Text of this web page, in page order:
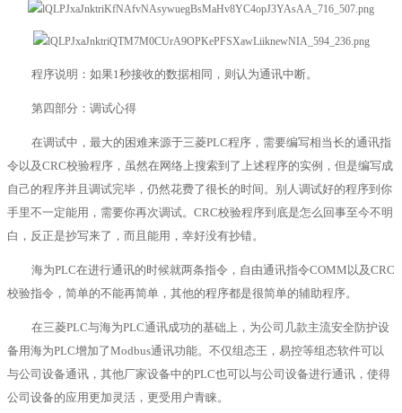
程序说明：如果1秒接收的数据相同，则认为通讯中断。
第四部分：调试心得
在调试中，最大的困难来源于三菱PLC程序，需要编写相当长的通讯指
令以及CRC校验程序，虽然在网络上搜索到了上述程序的实例，但是编写成
自己的程序并且调试完毕，仍然花费了很长的时间。别人调试好的程序到你
手里不一定能用，需要你再次调试。CRC校验程序到底是怎么回事至今不明
白，反正是抄写来了，而且能用，幸好没有抄错。
海为PLC在进行通讯的时候就两条指令，自由通讯指令COMM以及CRC
校验指令，简单的不能再简单，其他的程序都是很简单的辅助程序。
在三菱PLC与海为PLC通讯成功的基础上，为公司几款主流安全防护设
备用海为PLC增加了Modbus通讯功能。不仅组态王，易控等组态软件可以
与公司设备通讯，其他厂家设备中的PLC也可以与公司设备进行通讯，使得
公司设备的应用更加灵活，更受用户青睐。